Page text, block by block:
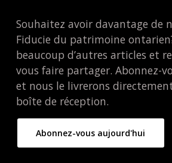
Souhaitez avoir davantage de
Fiducie du patrimoine
beaucoup d’autres articles et
vous faire partager. Abonnez-
et nous le livrerons
boîte de réception.
Abonnez-vous aujourd'hui